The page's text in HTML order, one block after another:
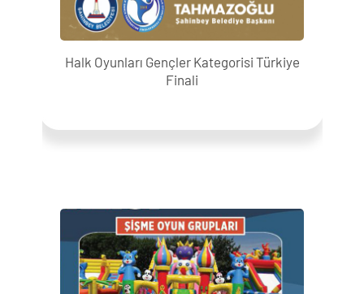
Halk Oyunları Gençler Kategorisi Türkiye
Finali